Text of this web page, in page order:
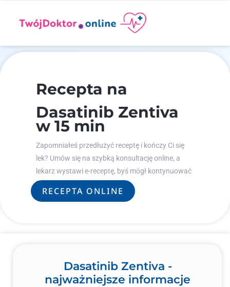
Recepta na
Dasatinib Zentiva
w 15 min
Zapomniałeś przedłużyć receptę i kończy Ci się
lek? Umów się na szybką konsultację online, a
lekarz wystawi e-receptę, byś mógł kontynuować
leczenie.
RECEPTA ONLINE
Dasatinib Zentiva -
najważniejsze informacje